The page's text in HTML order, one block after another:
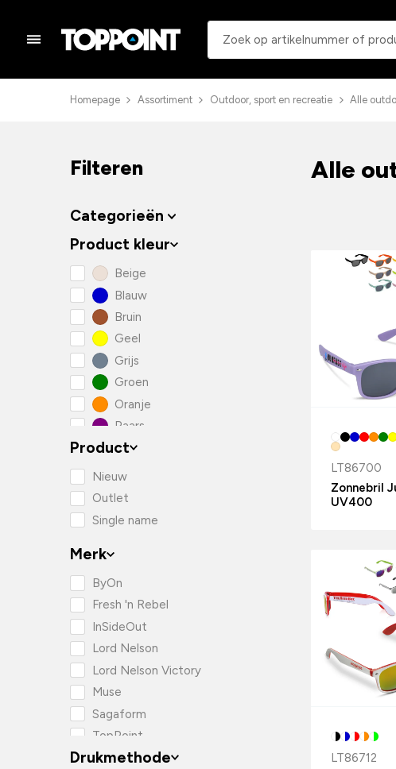
Homepage Assortiment Outdoor, sport en recreatie Alle
Alle
LT86700
Zonnebril
UV400
LT86712
Filteren
Categorieën
Product kleur
Beige
Blauw
Bruin
Geel
Grijs
Groen
Oranje
Paars
Rood
Transparant
Wit
Zwart
Product
Nieuw
Outlet
Single name
Merk
ByOn
Fresh 'n Rebel
InSideOut
Lord Nelson
Lord Nelson Victory
Muse
Sagaform
TopPoint
Toppoint
Drukmethode